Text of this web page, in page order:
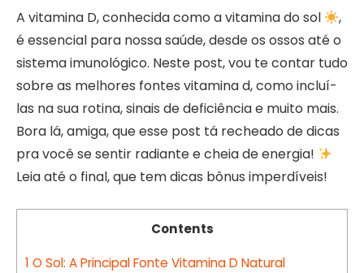
A vitamina D, conhecida como a vitamina do sol
,
é essencial para nossa saúde, desde os ossos até o
sistema imunológico. Neste post, vou te contar tudo
sobre as melhores fontes vitamina d, como incluí-
las na sua rotina, sinais de deficiência e muito mais.
Bora lá, amiga, que esse post tá recheado de dicas
pra você se sentir radiante e cheia de energia!
Leia até o final, que tem dicas bônus imperdíveis!
Contents
1 O Sol: A Principal Fonte Vitamina D Natural